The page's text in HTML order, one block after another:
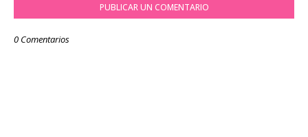
PUBLICAR UN COMENTARIO
0 Comentarios